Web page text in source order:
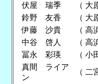
伏屋 瑞季
（ 大
鈴野 友香
（ 大
伊藤 沙貴
（ 高
中谷 啓人
（ 高
冨永 彩瑛
（ 小
真間 ライア
ン
（ 二